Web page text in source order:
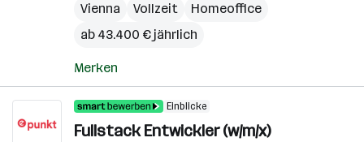
Vienna
Vollzeit
Homeoffice
ab 43.400 € jährlich
Merken
Einblicke
Fullstack Entwickler (w/m/x)